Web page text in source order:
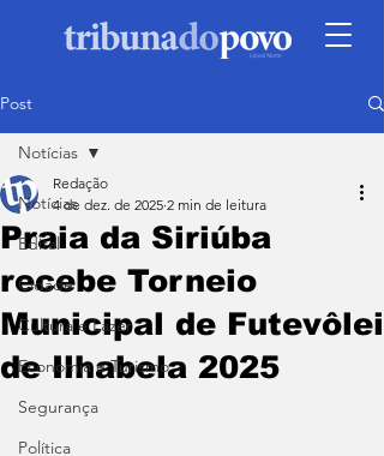
Post
Notícias
Edital
Cidade
Cultura e Lazer
Economia e Turismo
Segurança
Política
Notícias
Praia da Siriúba
recebe Torneio
Municipal de Futevôlei
de Ilhabela 2025
Redação
4 de dez. de 2025 2 min de leitura